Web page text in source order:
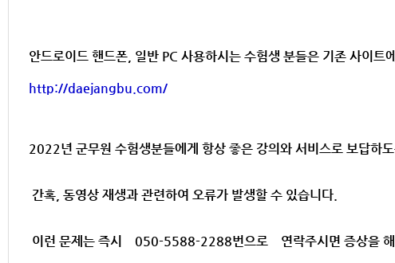
안드로이드 핸드폰, 일반 PC 사용하시는 수험생 분들은 기존 사이트
http://daejangbu.com/
2022년 군무원 수험생분들에게 항상 좋은 강의와 서비스로 보답하
간혹, 동영상 재생과 관련하여 오류가 발생할 수 있습니다.
이런 문제는 즉시 050-5588-2288번으로 연락주시면 증상을 해